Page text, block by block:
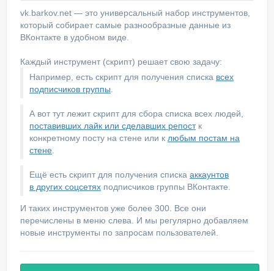
vk.barkov.net — это универсальный набор инструментов,
который собирает самые разнообразные данные из
ВКонтакте в удобном виде.
Каждый инструмент (скрипт) решает свою задачу:
Например, есть скрипт для получения списка всех
подписчиков группы
А вот тут лежит скрипт для сбора списка всех людей,
поставивших лайк или сделавших репостк
конкретному посту на стене или к любым постам на
стене
Ещё есть скрипт для получения списка аккаунтов
в других соцсетях подписчиков группы ВКонтакте.
И таких инструментов уже более 300. Все они
перечислены в меню слева. И мы регулярно добавляем
новые инструменты по запросам пользователей.